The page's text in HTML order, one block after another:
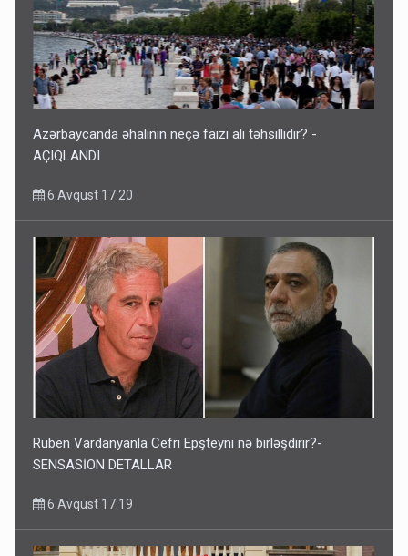
Azərbaycanda əhalinin neçə faizi ali təhsillidir? -
AÇIQLANDI
6 Avqust 17:20
Ruben Vardanyanla Cefri Epşteyni nə birləşdirir?-
SENSASİON DETALLAR
6 Avqust 17:19